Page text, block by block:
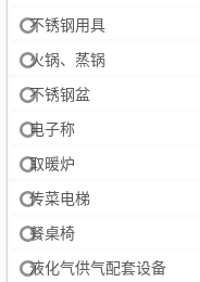
不锈钢用具
火锅、蒸锅
不锈钢盆
电子称
取暖炉
传菜电梯
餐桌椅
液化气供气配套设备